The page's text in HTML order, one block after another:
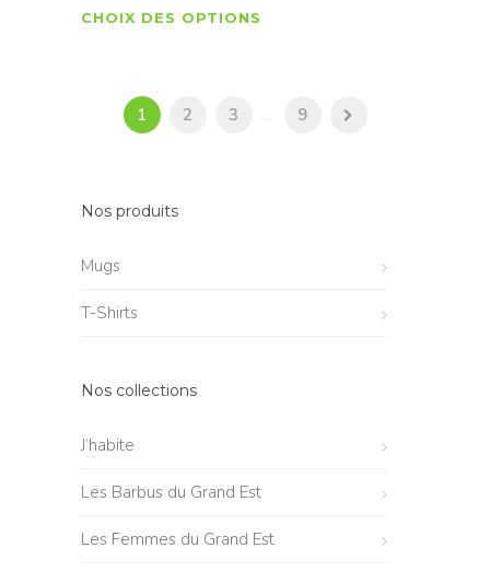
CHOIX DES OPTIONS
1 2 3 ... 9
Nos produits
Mugs
T-Shirts
Nos collections
J’habite
Les Barbus du Grand Est
Les Femmes du Grand Est